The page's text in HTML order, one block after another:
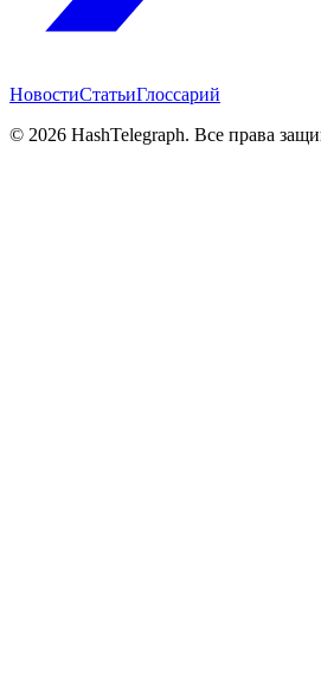
НовостиСтатьиГлоссарий
© 2026 HashTelegraph. Все права